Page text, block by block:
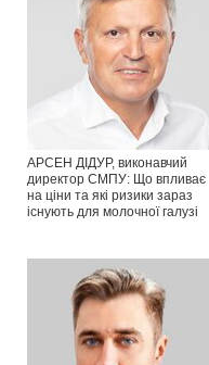
АРСЕН ДІДУР, виконавчий
директор СМПУ: Що впливає
на ціни та які ризики зараз
існують для молочної галузі